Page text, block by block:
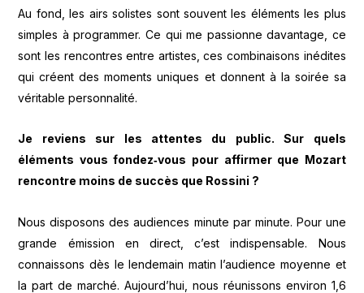
Au fond, les airs solistes sont souvent les éléments les plus
simples à programmer. Ce qui me passionne davantage, ce
sont les rencontres entre artistes, ces combinaisons inédites
qui créent des moments uniques et donnent à la soirée sa
véritable personnalité.
Je reviens sur les attentes du public. Sur quels
éléments vous fondez‑vous pour affirmer que Mozart
rencontre moins de succès que Rossini ?
Nous disposons des audiences minute par minute. Pour une
grande émission en direct, c’est indispensable. Nous
connaissons dès le lendemain matin l’audience moyenne et
la part de marché. Aujourd’hui, nous réunissons environ 1,6